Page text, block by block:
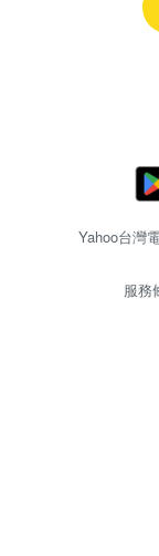
Yahoo台灣
服務